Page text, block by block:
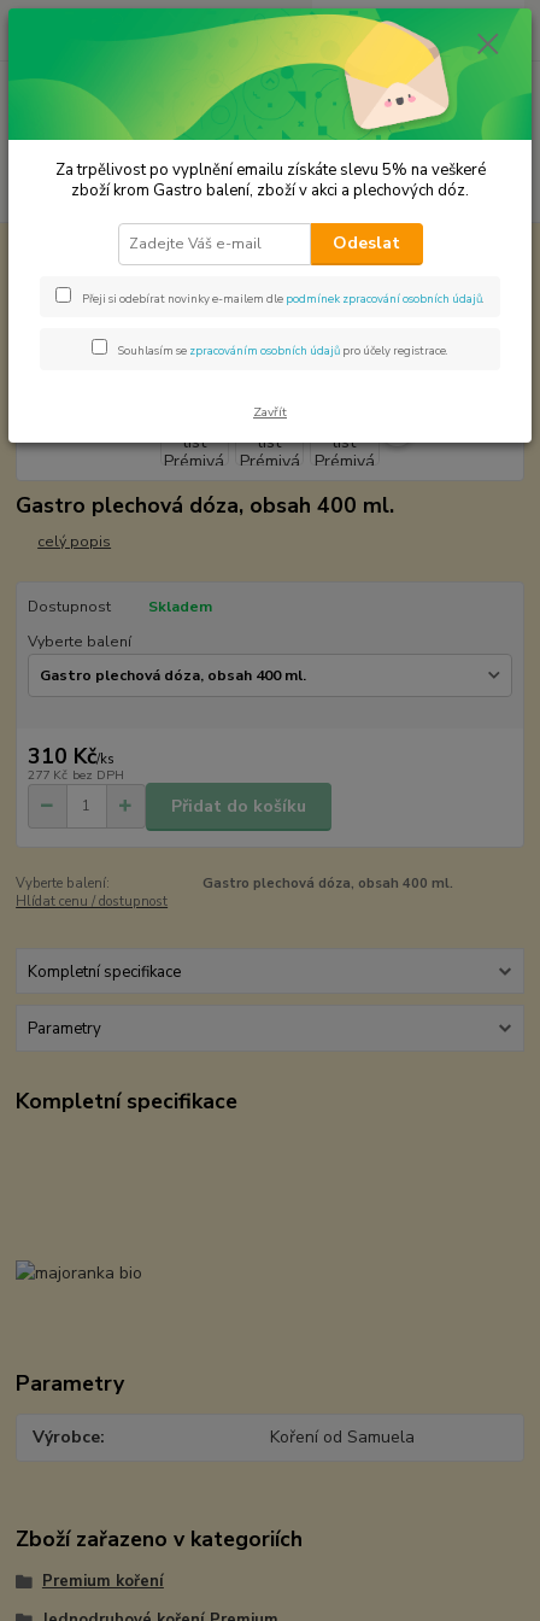
Menu
Hledat
ks
za 0,00 Kč
Premium koření Majoránka list Prémivá kvalita
Majoránka list Prémivá kvalita
Gastro plechová dóza, obsah 400 ml.
celý popis
Dostupnost
Skladem
Vyberte balení
310 Kč/ks
277 Kč bez DPH
Přidat do košíku
Vyberte balení:
Gastro plechová dóza, obsah 400 ml.
Hlídat cenu / dostupnost
Kompletní specifikace
Parametry
Kompletní specifikace
Parametry
Výrobce Koření od Samuela
Zboží zařazeno v kategoriích
Premium koření
Za trpělivost po vyplnění emailu získáte slevu 5% na veškeré
zboží krom Gastro balení, zboží v akci a plechových dóz.
Odeslat
Přeji si odebírat novinky e-mailem dle podmínek zpracování osobních údajů
Souhlasím se zpracováním osobních údajů pro účely registrace.
Zavřít